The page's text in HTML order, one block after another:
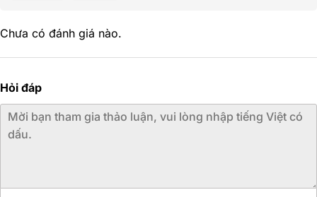
Chưa có đánh giá nào.
Hỏi đáp